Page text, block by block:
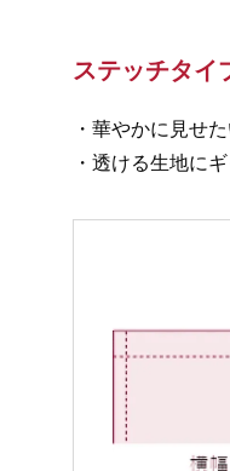
ステッチタイ
・華やかに見せ
・透ける生地に